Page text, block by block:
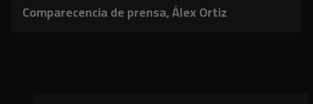
Comparecencia de prensa, Álex Ortiz